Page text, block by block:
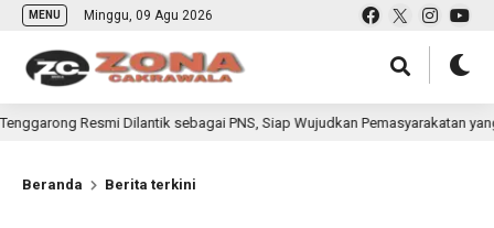
MENU Minggu, 09 Agu 2026
Dilantik sebagai PNS, Siap Wujudkan Pemasyarakatan yang Berdampak
Beranda Berita terkini